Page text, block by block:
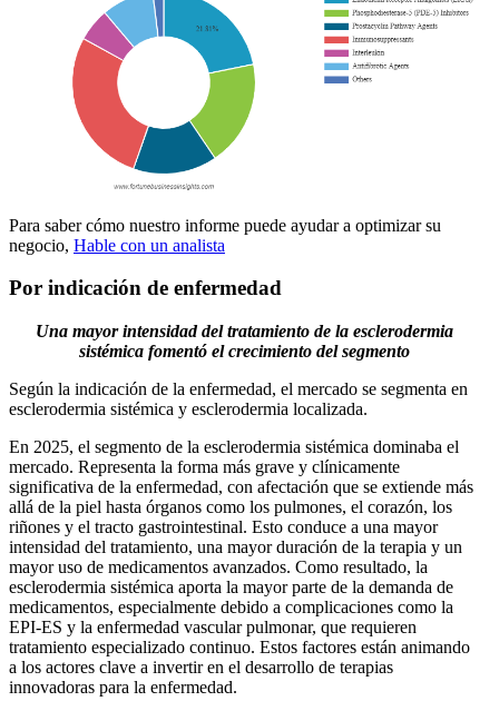
Para saber cómo nuestro informe puede ayudar a optimizar su
negocio, Hable con un analista
Por indicación de enfermedad
Una mayor intensidad del tratamiento de la esclerodermia
sistémica fomentó el crecimiento del segmento
Según la indicación de la enfermedad, el mercado se segmenta en
esclerodermia sistémica y esclerodermia localizada.
En 2025, el segmento de la esclerodermia sistémica dominaba el
mercado. Representa la forma más grave y clínicamente
significativa de la enfermedad, con afectación que se extiende más
allá de la piel hasta órganos como los pulmones, el corazón, los
riñones y el tracto gastrointestinal. Esto conduce a una mayor
intensidad del tratamiento, una mayor duración de la terapia y un
mayor uso de medicamentos avanzados. Como resultado, la
esclerodermia sistémica aporta la mayor parte de la demanda de
medicamentos, especialmente debido a complicaciones como la
EPI-ES y la enfermedad vascular pulmonar, que requieren
tratamiento especializado continuo. Estos factores están animando
a los actores clave a invertir en el desarrollo de terapias
innovadoras para la enfermedad.